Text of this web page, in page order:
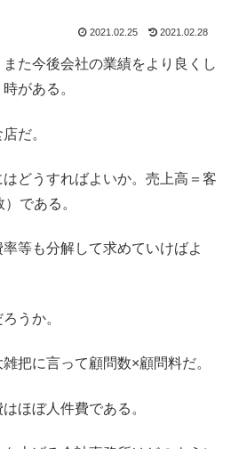
2021.02.25 2021.02.28
た今後会社の業績をより良くし
がある。
だ。
どうすればよいか。売上高＝客
である。
等も分解して求めていけばよ
うか。
把に言って顧問数×顧問料だ。
ほぼ人件費である。